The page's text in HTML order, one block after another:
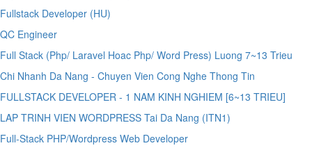
Fullstack Developer (HU)
QC Engineer
Full Stack (Php/ Laravel Hoac Php/ Word Press) Luong 7~13 Trieu
Chi Nhanh Da Nang - Chuyen Vien Cong Nghe Thong Tin
FULLSTACK DEVELOPER - 1 NAM KINH NGHIEM [6~13 TRIEU]
LAP TRINH VIEN WORDPRESS Tai Da Nang (ITN1)
Full-Stack PHP/Wordpress Web Developer